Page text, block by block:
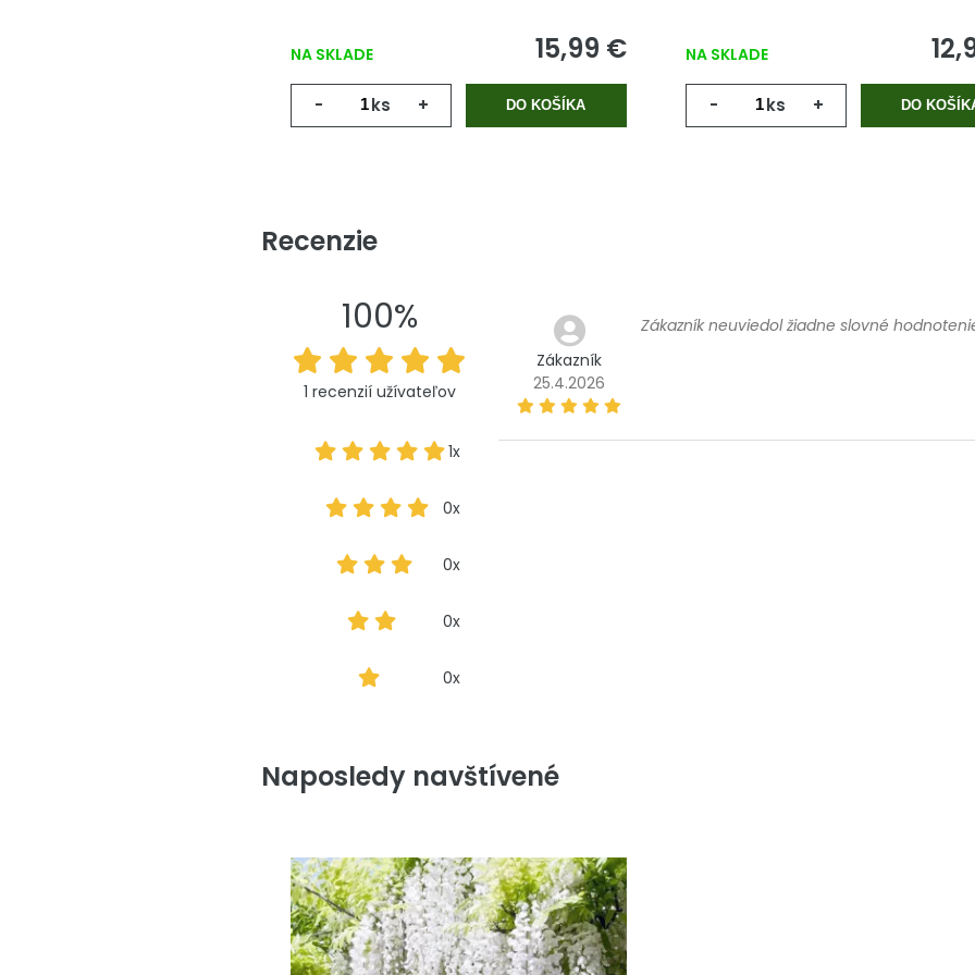
NA SKLADE 15,99 €
- ks + DO KOŠÍKA
NA SKLADE
- ks + DO
Recenzie
100%
1 recenzií užívateľov
1x
0x
0x
0x
0x
Zákazník
25.4.2026
Zákazník neuviedol žiadne slovné
Naposledy navštívené